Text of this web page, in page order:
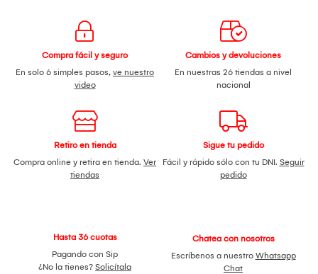
Compra fácil y seguro
En solo 6 simples pasos, ve nuestro
video
Cambios y devoluciones
En nuestras 26 tiendas a nivel
nacional
Retiro en tienda
Compra online y retira en tienda. Ver
tiendas
Sigue tu pedido
Fácil y rápido sólo con tu DNI. Seguir
pedido
Hasta 36 cuotas
Pagando con Sip
¿No la tienes? Solicítala
Chatea con nosotros
Escríbenos a nuestro Whatsapp
Chat